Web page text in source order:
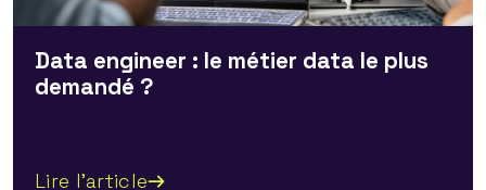
Data engineer : le métier data le plus
demandé ?
Lire l'article